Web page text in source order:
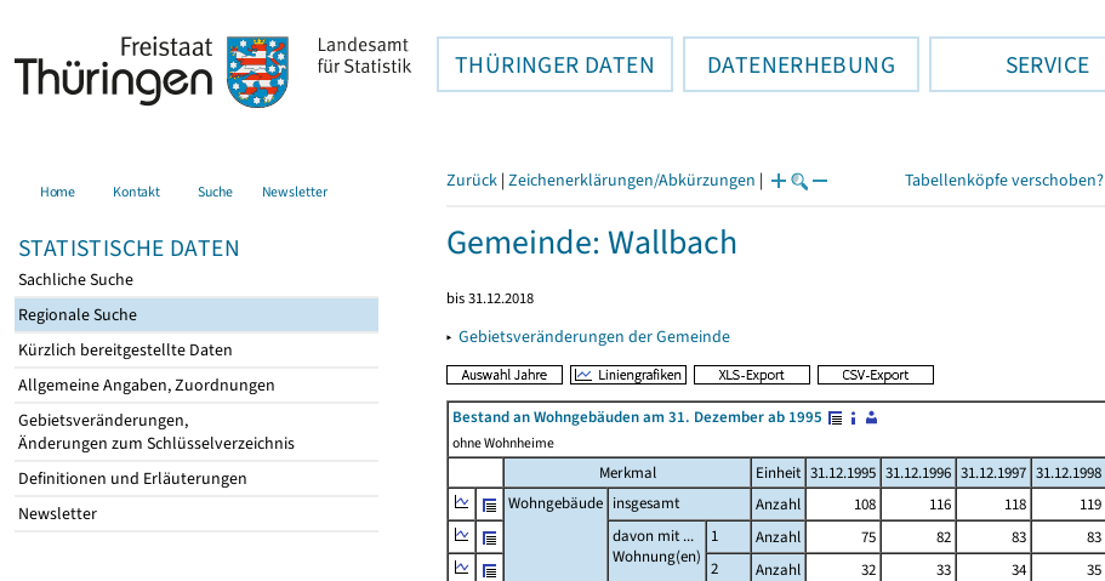
THÜRINGER DATEN DATENERHEBUNG SERVICE
Home Kontakt Suche Newsletter
STATISTISCHE DATEN
Sachliche Suche
Regionale Suche
Kürzlich bereitgestellte Daten
Allgemeine Angaben, Zuordnungen
Gebietsveränderungen,
Änderungen zum Schlüsselverzeichnis
Definitionen und Erläuterungen
Newsletter
Zurück | Zeichenerklärungen/Abkürzungen | Tabellenköpfe verschoben?
Gemeinde: Wallbach
bis 31.12.2018
▸ Gebietsveränderungen der Gemeinde
Bestand an Wohngebäuden am 31. Dezember ab 1995
ohne Wohnheime
Merkmal Einheit 31.12.1995 31.12.1996 31.12.1997 31.12.1998
Wohngebäude insgesamt Anzahl 108 116 118 119
davon mit ...
Wohnung(en)
1 Anzahl 75 82 83 83
2
Anzahl 32 33 34 35